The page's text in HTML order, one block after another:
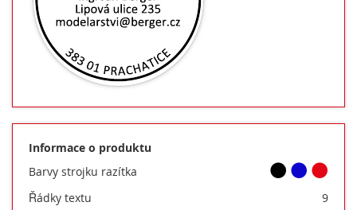
Informace o produktu
Barvy strojku razítka
Řádky textu
9